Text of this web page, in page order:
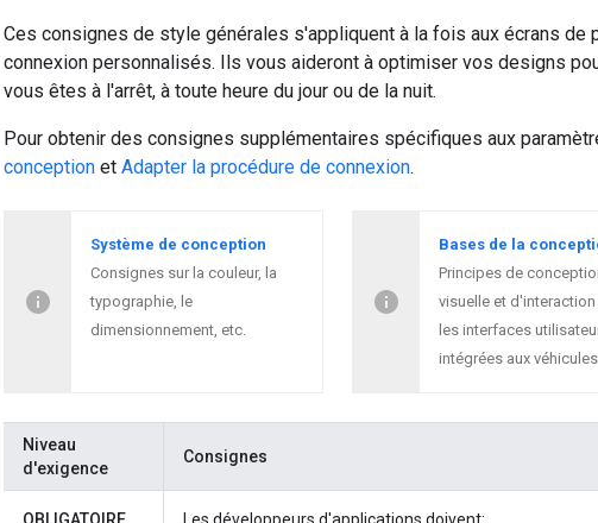
Ces consignes de style générales s'appliquent à la fois aux écrans de
connexion personnalisés. Ils vous aideront à optimiser vos designs
vous êtes à l'arrêt, à toute heure du jour ou de la nuit.
Pour obtenir des consignes supplémentaires spécifiques aux
conception et Adapter la procédure de connexion.
Système de conception
Consignes sur la couleur, la
typographie, le
dimensionnement, etc.
Bases de la
Principes de
visuelle et
les interfaces
intégrées aux véhicules
Niveau
d'exigence
Consignes